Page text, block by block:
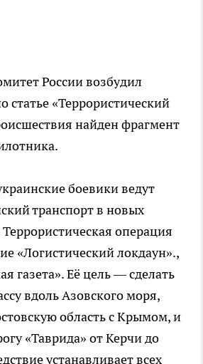
России возбудил
статье «Террористический
найден фрагмент
боевики ведут
транспорт в новых
операция
«Логистический локдаун».,
газета». Её цель — сделать
вдоль Азовского моря,
область с Крымом, и
«Таврида» от Керчи до
устанавливает всех